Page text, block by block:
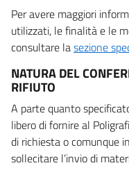
Per avere maggiori
utilizzati, le finalità e le
consultare lasezione
NATURA DEL
RIFIUTO
A parte quanto
libero di fornire al
di richiesta o comunque
sollecitare l’invio di